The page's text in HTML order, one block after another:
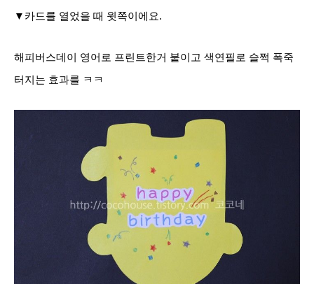
▼카드를 열었을 때 윗쪽이에요.
해피버스데이 영어로 프린트한거 붙이고 색연필로 슬쩍 폭죽
터지는 효과를 ㅋㅋ